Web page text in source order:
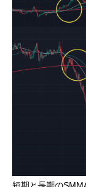
短期と長期の